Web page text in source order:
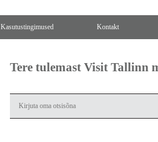
Kasutustingimused Kontakt
Tere tulemast Visit Tallinn